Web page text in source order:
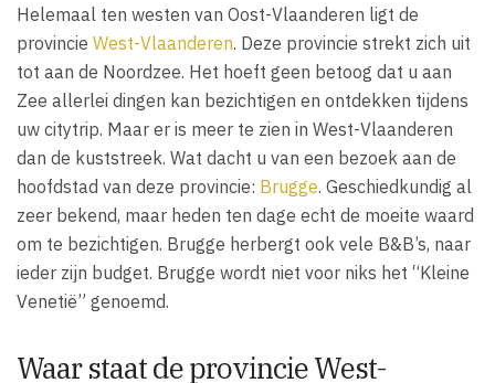
Helemaal ten westen van Oost-Vlaanderen ligt de
provincie West-Vlaanderen. Deze provincie strekt zich uit
tot aan de Noordzee. Het hoeft geen betoog dat u aan
Zee allerlei dingen kan bezichtigen en ontdekken tijdens
uw citytrip. Maar er is meer te zien in West-Vlaanderen
dan de kuststreek. Wat dacht u van een bezoek aan de
hoofdstad van deze provincie: Brugge. Geschiedkundig al
zeer bekend, maar heden ten dage echt de moeite waard
om te bezichtigen. Brugge herbergt ook vele B&B’s, naar
ieder zijn budget. Brugge wordt niet voor niks het “Kleine
Venetië” genoemd.
Waar staat de provincie West-